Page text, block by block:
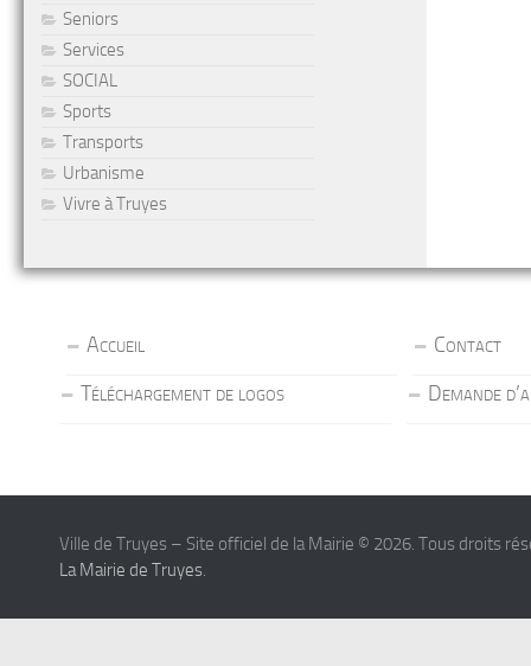
Seniors
Services
SOCIAL
Sports
Transports
Urbanisme
Vivre à Truyes
Accueil
Contact
Téléchargement de logos
Demande
Ville de Truyes – Site officiel de la Mairie © 2026. Tous droits
La Mairie de Truyes.